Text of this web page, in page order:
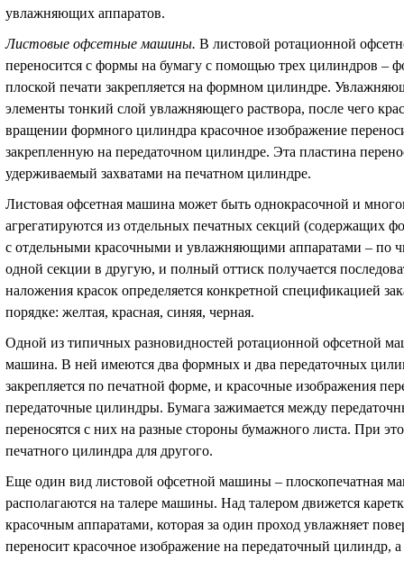
увлажняющих аппаратов.
Листовые офсетные машины. В листовой ротационной
переносится с формы на бумагу с помощью трех цилиндров –
плоской печати закрепляется на формном цилиндре.
элементы тонкий слой увлажняющего раствора, после чего
вращении формного цилиндра красочное изображение
закрепленную на передаточном цилиндре. Эта пластина
удерживаемый захватами на печатном цилиндре.
Листовая офсетная машина может быть однокрасочной и
агрегатируются из отдельных печатных секций
с отдельными красочными и увлажняющими аппаратами – по
одной секции в другую, и полный оттиск получается
наложения красок определяется конкретной спецификацией
порядке: желтая, красная, синяя, черная.
Одной из типичных разновидностей ротационной офсетной
машина. В ней имеются два формных и два передаточных
закрепляется по печатной форме, и красочные изображения
передаточные цилиндры. Бумага зажимается между
переносятся с них на разные стороны бумажного листа. При
печатного цилиндра для другого.
Еще один вид листовой офсетной машины – плоскопечатная
располагаются на талере машины. Над талером движется
красочным аппаратами, которая за один проход увлажняет
переносит красочное изображение на передаточный цилиндр, а